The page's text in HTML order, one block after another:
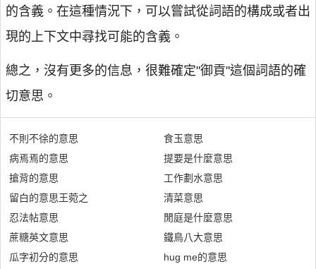
的含義。在這種情況下，可以嘗試從詞語的構成或者出
現的上下文中尋找可能的含義。
總之，沒有更多的信息，很難確定"御貢"這個詞語的確
切意思。
不則不徐的意思
病焉焉的意思
搶背的意思
留白的意思王菀之
忍法帖意思
蔗糖英文意思
瓜字初分的意思
食玉意思
提要是什麼意思
工作劃水意思
清菜意思
閒庭是什麼意思
鐵鳥八大意思
hug me的意思